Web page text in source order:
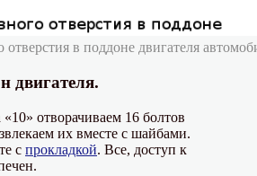
в поддоне двигателя
двигателя.
отворачиваем 16 болтов
их вместе с шайбами.
с прокладкой. Все, доступ к